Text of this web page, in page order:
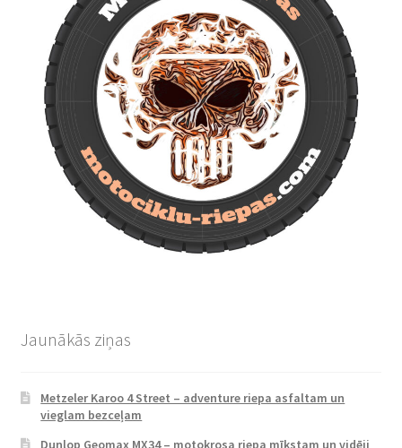
Jaunākās ziņas
Metzeler Karoo 4 Street – adventure riepa asfaltam un
vieglam bezceļam
Dunlop Geomax MX34 – motokrosa riepa mīkstam un vidēji